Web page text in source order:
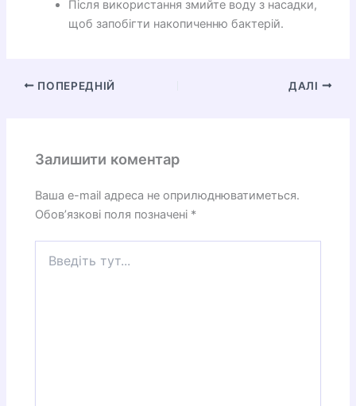
Після використання змийте воду з насадки,
щоб запобігти накопиченню бактерій.
ПОПЕРЕДНІЙ ДАЛІ
Залишити коментар
Ваша e-mail адреса не оприлюднюватиметься.
Обов’язкові поля позначені *
тут...